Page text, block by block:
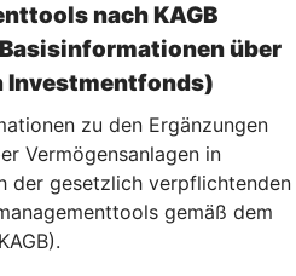
nach KAGB
über
Investmentfonds)
zu den Ergänzungen
Vermögensanlagen in
der gesetzlich verpflichtenden
gemäß dem